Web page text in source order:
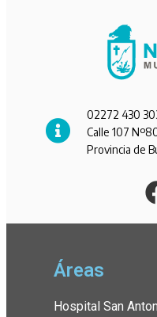
02272 430
Calle 107
Provincia de
Áreas
Hospital San